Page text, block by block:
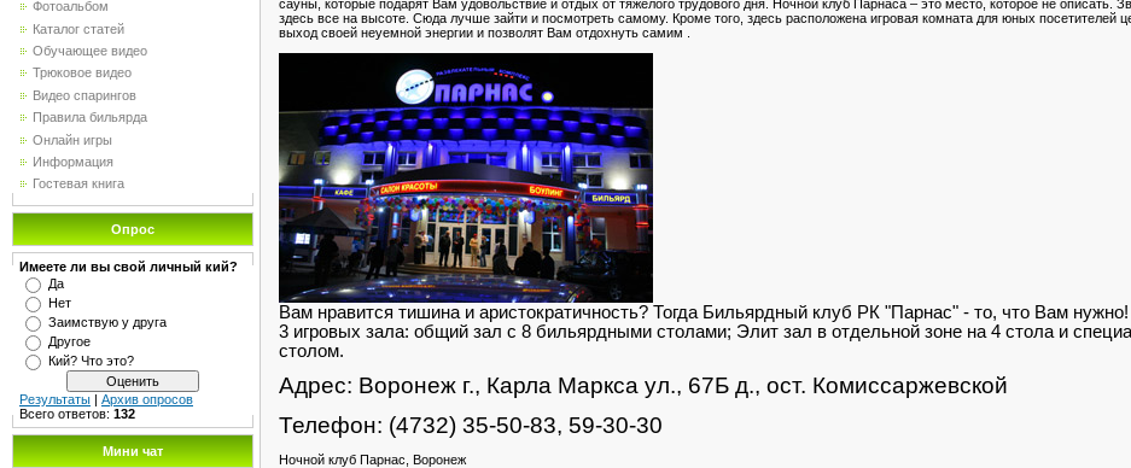
Фотоальбом
Каталог статей
Обучающее видео
Трюковое видео
Видео спарингов
Правила бильярда
Онлайн игры
Информация
Гостевая книга
Опрос
Имеете ли вы свой личный кий?
Да
Нет
Заимствую у друга
Другое
Кий? Что это?
Результаты | Архив опросов
Всего ответов: 132
Мини чат
сауны, которые подарят Вам удовольствие и отдых от тяжелого трудового дня. Ночной клуб Парнаса – это место, которое не описать.
здесь все на высоте. Сюда лучше зайти и посмотреть самому. Кроме того, здесь расположена игровая комната для юных посетителей
выход своей неуемной энергии и позволят Вам отдохнуть самим .
Вам нравится тишина и аристократичность? Тогда Бильярдный клуб РК "Парнас" - то, что Вам
3 игровых зала: общий зал с 8 бильярдными столами; Элит зал в отдельной зоне на 4 стола и
столом.
Адрес: Воронеж г., Карла Маркса ул., 67Б д., ост. Комиссаржевской
Телефон: (4732) 35-50-83, 59-30-30
Ночной клуб Парнас, Воронеж